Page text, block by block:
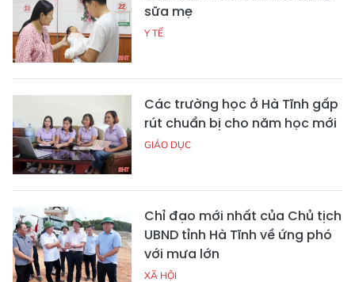
sữa mẹ
Y TẾ
Các trường học ở Hà Tĩnh gấp
rút chuẩn bị cho năm học mới
GIÁO DỤC
Chỉ đạo mới nhất của Chủ tịch
UBND tỉnh Hà Tĩnh về ứng phó
với mưa lớn
XÃ HỘI